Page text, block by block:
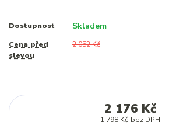
Dostupnost Skladem
Cena před
slevou
2 052 Kč
2 176 Kč
1 798 Kč bez DPH